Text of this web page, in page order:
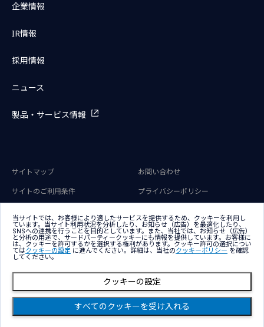
企業情報
IR情報
採用情報
ニュース
製品・サービス情報
サイトマップ
お問い合わせ
サイトのご利用条件
プライバシーポリシー
クッキー（Cookie）プリファレン
ス
Copyright © NTT DATA Group Corporation
当サイトでは、お客様により適したサービスを提供するため、クッキーを利用し
ています。当サイト利用状況を分析したり、お知らせ（広告）を最適化したり、
SNSへの連携を行うことを目的としています。また、当社では、お知らせ（広告）
と分析の用途で、サードパーティークッキーにも情報を提供しています。お客様に
は、クッキーを許可するかを選択する権利があります。クッキー許可の選択につい
てはクッキーの設定 に進んでください。詳細は、当社のクッキーポリシー を確認
してください。
すべてのクッキーを受け入れる
クッキーの設定